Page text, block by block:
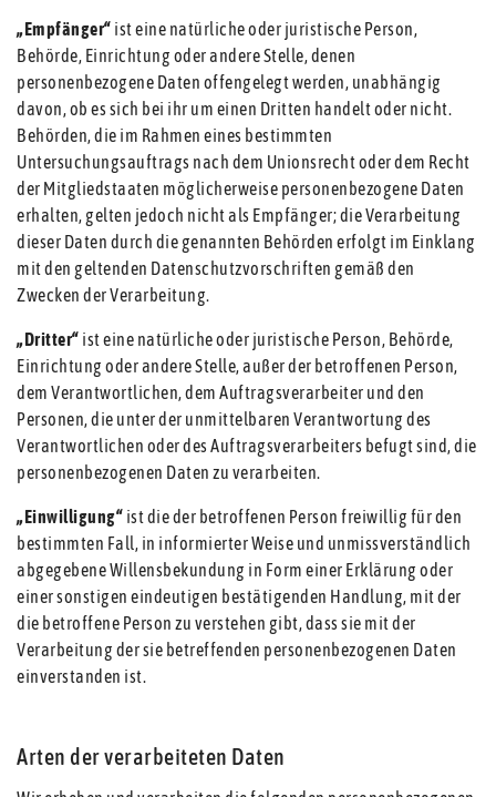
„Empfänger“ ist eine natürliche oder juristische Person,
Behörde, Einrichtung oder andere Stelle, denen
personenbezogene Daten offengelegt werden, unabhängig
davon, ob es sich bei ihr um einen Dritten handelt oder nicht.
Behörden, die im Rahmen eines bestimmten
Untersuchungsauftrags nach dem Unionsrecht oder dem Recht
der Mitgliedstaaten möglicherweise personenbezogene Daten
erhalten, gelten jedoch nicht als Empfänger; die Verarbeitung
dieser Daten durch die genannten Behörden erfolgt im Einklang
mit den geltenden Datenschutzvorschriften gemäß den
Zwecken der Verarbeitung.
„Dritter“ ist eine natürliche oder juristische Person, Behörde,
Einrichtung oder andere Stelle, außer der betroffenen Person,
dem Verantwortlichen, dem Auftragsverarbeiter und den
Personen, die unter der unmittelbaren Verantwortung des
Verantwortlichen oder des Auftragsverarbeiters befugt sind, die
personenbezogenen Daten zu verarbeiten.
„Einwilligung“ ist die der betroffenen Person freiwillig für den
bestimmten Fall, in informierter Weise und unmissverständlich
abgegebene Willensbekundung in Form einer Erklärung oder
einer sonstigen eindeutigen bestätigenden Handlung, mit der
die betroffene Person zu verstehen gibt, dass sie mit der
Verarbeitung der sie betreffenden personenbezogenen Daten
einverstanden ist.
Arten der verarbeiteten Daten